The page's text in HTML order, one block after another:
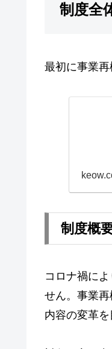
制度全
最初に事業再
制度概
コロナ禍に
せん。事業
内容の変革